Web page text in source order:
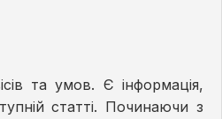
та умов. Є інформація,
статті. Починаючи з